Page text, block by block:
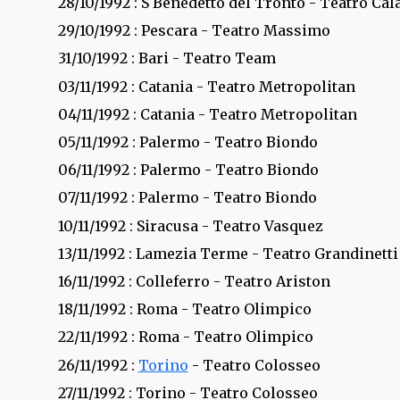
29/10/1992: Pescara - Teatro Massimo
31/10/1992: Bari - Teatro Team
03/11/1992: Catania - Teatro Metropolitan
04/11/1992: Catania - Teatro Metropolitan
05/11/1992: Palermo - Teatro Biondo
06/11/1992: Palermo - Teatro Biondo
07/11/1992: Palermo - Teatro Biondo
10/11/1992: Siracusa - Teatro Vasquez
13/11/1992: Lamezia Terme - Teatro Grandinetti
16/11/1992: Colleferro - Teatro Ariston
18/11/1992: Roma - Teatro Olimpico
22/11/1992: Roma - Teatro Olimpico
26/11/1992: Torino - Teatro Colosseo
27/11/1992: Torino - Teatro Colosseo